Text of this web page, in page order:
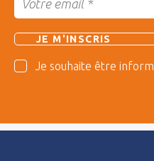
Je souhaite être